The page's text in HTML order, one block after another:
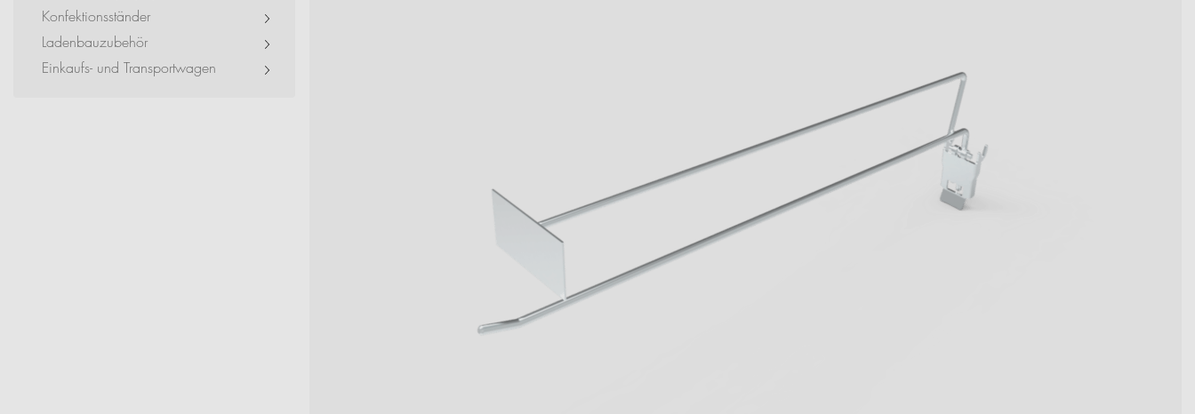
Event + Messe
Dienstleister + Small Business
Konfektionsständer
Ladenbauzubehör
Einkaufs- und Transportwagen